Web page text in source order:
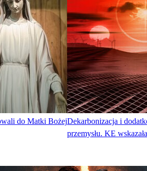
do Matki BożejDekarbonizacja i
przemysłu. KE